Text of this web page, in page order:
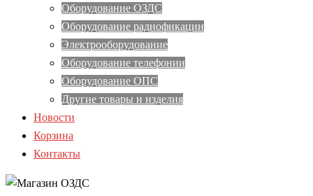
Оборудование ОЗДС
Оборудование радиофикации
Электрооборудование
Оборудование телефонии
Оборудование ОПС
Другие товары и изделия
Новости
Корзина
Контакты